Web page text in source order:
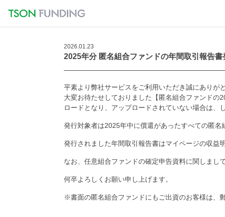
2026.01.23
2025年分 匿名組合ファンドの年間取引報告
平素より弊社サービスをご利用いただき誠にありが
大変お待たせしておりました【匿名組合ファンド
ロードとなり、アップロードされていない場合は、
発行対象者は2025年中に償還があったすべての匿名
発行されました年間取引報告書はマイページの収益
なお、任意組合ファンドの確定申告資料に関しまし
何卒よろしくお願い申し上げます。
※書面の匿名組合ファンドにもご出資のお客様は、